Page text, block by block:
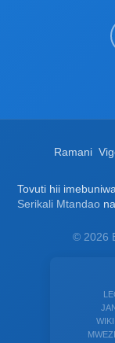
Ramani
Tovuti hii
Serikali Mtandao
© 2026